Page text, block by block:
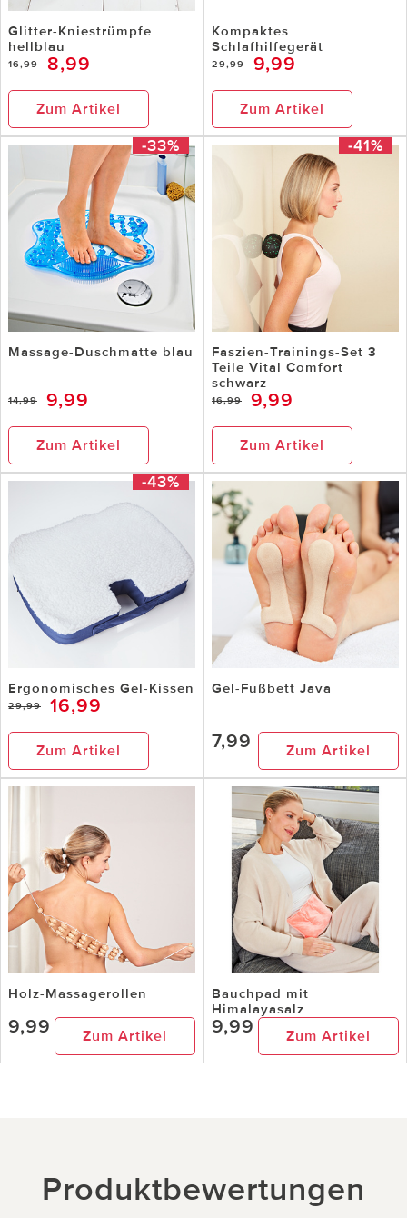
Glitter-Kniestrümpfe
hellblau
16,99 8,99
Zum Artikel
Kompaktes
Schlafhilfegerät
29,99 9,99
Zum Artikel
-33%
Massage-Duschmatte blau
14,99 9,99
Zum Artikel
-41%
Faszien-Trainings-Set 3
Teile Vital Comfort
schwarz
16,99 9,99
Zum Artikel
-43%
Ergonomisches Gel-Kissen
29,99 16,99
Zum Artikel
Gel-Fußbett Java
7,99 Zum Artikel
Holz-Massagerollen
9,99 Zum Artikel
Bauchpad mit
Himalayasalz
9,99 Zum Artikel
Produktbewertungen